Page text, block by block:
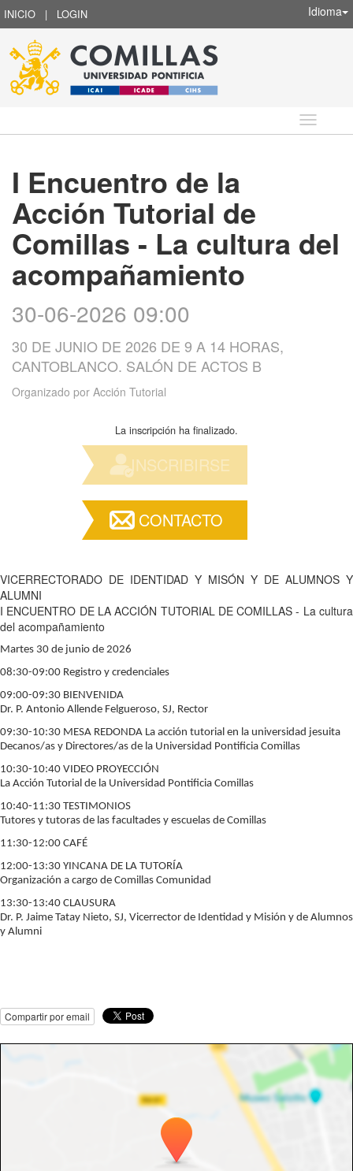
INICIO | LOGIN Idioma
Idioma
I Encuentro de la
Acción Tutorial de
Comillas - La cultura del
acompañamiento
30-06-2026 09:00
30 DE JUNIO DE 2026 DE 9 A 14 HORAS,
CANTOBLANCO. SALÓN DE ACTOS B
Organizado por Acción Tutorial
La inscripción ha finalizado.
INSCRIBIRSE
CONTACTO
VICERRECTORADO DE IDENTIDAD Y MISÓN Y DE ALUMNOS Y
ALUMNI
I ENCUENTRO DE LA ACCIÓN TUTORIAL DE COMILLAS - La cultura
del acompañamiento
Martes 30 de junio de 2026
08:30-09:00 Registro y credenciales
09:00-09:30 BIENVENIDA
Dr. P. Antonio Allende Felgueroso, SJ, Rector
09:30-10:30 MESA REDONDA La acción tutorial en la universidad jesuita
Decanos/as y Directores/as de la Universidad Pontificia Comillas
10:30-10:40 VIDEO PROYECCIÓN
La Acción Tutorial de la Universidad Pontificia Comillas
10:40-11:30 TESTIMONIOS
Tutores y tutoras de las facultades y escuelas de Comillas
11:30-12:00 CAFÉ
12:00-13:30 YINCANA DE LA TUTORÍA
Organización a cargo de Comillas Comunidad
13:30-13:40 CLAUSURA
Dr. P. Jaime Tatay Nieto, SJ, Vicerrector de Identidad y Misión y de Alumnos
y Alumni
Compartir por email